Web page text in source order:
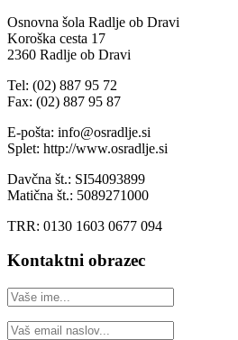
Osnovna šola Radlje ob Dravi
Koroška cesta 17
2360 Radlje ob Dravi
Tel: (02) 887 95 72
Fax: (02) 887 95 87
E-pošta: info@osradlje.si
Splet: http://www.osradlje.si
Davčna št.: SI54093899
Matična št.: 5089271000
TRR: 0130 1603 0677 094
Kontaktni obrazec